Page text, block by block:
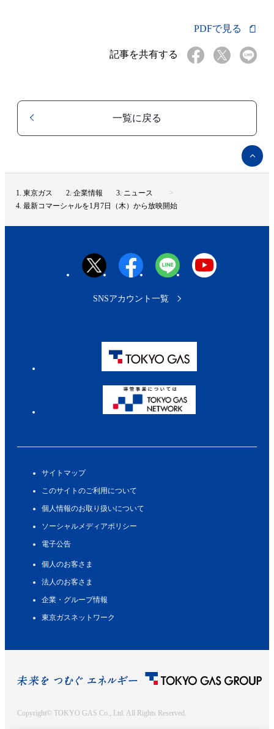
PDFで見る
記事を共有する
一覧に戻る
ペ
ー
ジ
へ
東京ガス 企業情報
ニュース
最新コマーシャルを1月7日（木）から放映開始
サイトマップ
このサイトのご利用について
個人情報のお取り扱いについて
ソーシャルメディアポリシー
電子公告
個人のお客さま
法人のお客さま
企業・グループ情報
東京ガスネットワーク
SNSアカウント一覧
Copyright© TOKYO GAS Co., Ltd. All Rights Reserved.